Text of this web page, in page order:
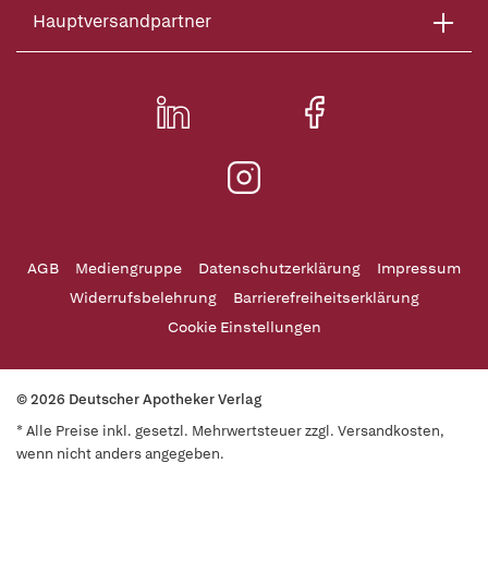
Hauptversandpartner
AGB Mediengruppe Datenschutzerklärung
Impressum
Widerrufsbelehrung
Barrierefreiheitserklärung
Cookie Einstellungen
© 2026 Deutscher Apotheker Verlag
* Alle Preise inkl. gesetzl. Mehrwertsteuer zzgl. Versandkosten,
wenn nicht anders angegeben.